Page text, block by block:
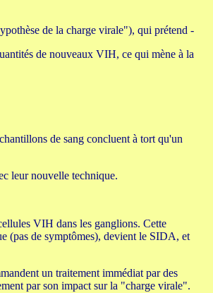
de la charge virale"), qui prétend -
de nouveaux VIH, ce qui mène à la
de sang concluent à tort qu'un
leur nouvelle technique.
VIH dans les ganglions. Cette
(pas de symptômes), devient le SIDA, et
un traitement immédiat par des
par son impact sur la "charge virale".